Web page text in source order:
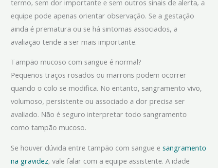
termo, sem dor importante e sem outros sinais de alerta, a
equipe pode apenas orientar observação. Se a gestação
ainda é prematura ou se há sintomas associados, a
avaliação tende a ser mais importante.
Tampão mucoso com sangue é normal?
Pequenos traços rosados ou marrons podem ocorrer
quando o colo se modifica. No entanto, sangramento vivo,
volumoso, persistente ou associado a dor precisa ser
avaliado. Não é seguro interpretar todo sangramento
como tampão mucoso.
Se houver dúvida entre tampão com sangue esangramento
na gravidez, vale falar com a equipe assistente. A idade